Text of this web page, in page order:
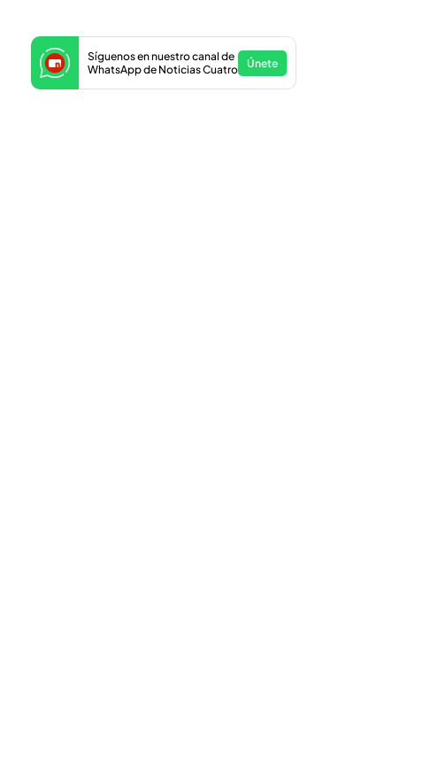
Síguenos en nuestro canal de
WhatsApp de Noticias Cuatro
Únete